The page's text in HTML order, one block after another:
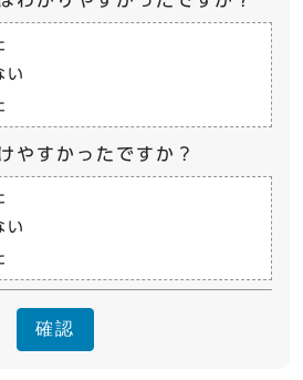
い
やすかったですか？
い
確認